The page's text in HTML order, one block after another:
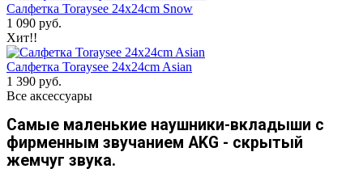
Салфетка Toraysee 24x24cm Snow
1 090 руб.
Хит!!
Салфетка Toraysee 24x24cm Asian
1 390 руб.
Все аксессуары
Самые маленькие наушники-вкладыши с
фирменным звучанием AKG - cкрытый
жемчуг звука.